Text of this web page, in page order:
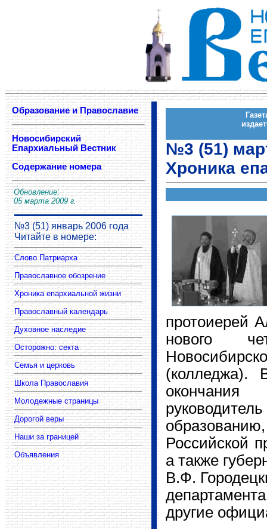
Образование и Православие
Новосибирский
Епархиальный Вестник
Содержание номера
Обновление:
05 марта 2009 г.
№3 (51) январь 2006 года
Читайте в номере:
Слово Патриарха
Православное обозрение
Хроника епархиальной жизни
Православный календарь
Духовное наследие
Осторожно: секта
Семья и церковь
Школа Православия
Молодежные страницы
Дорогой веры
Наши за границей
Объявления
№3 (51)
Хроника
протоиерей
нового
(колледжа).
Российской
а также
В.Ф.
другие